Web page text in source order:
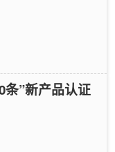
条”新产品认证